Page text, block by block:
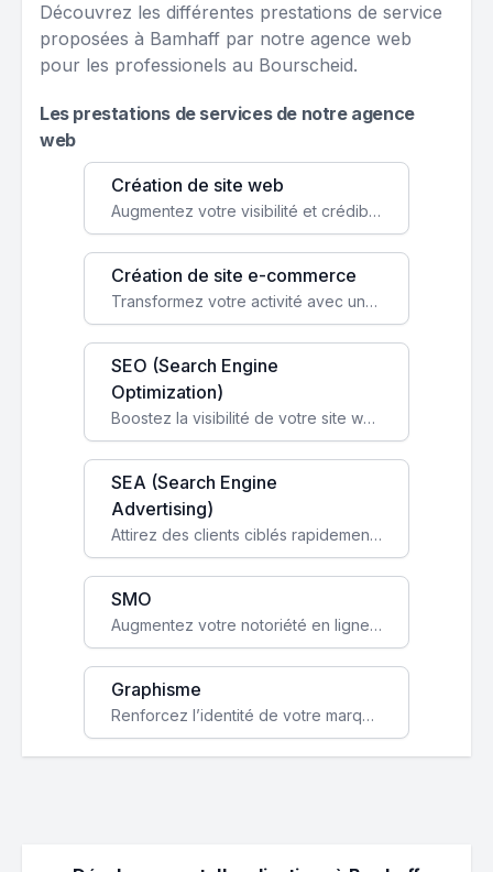
Découvrez les différentes prestations de service
proposées à Bamhaff par notre agence web
pour les professionels au Bourscheid.
Les prestations de services de notre agence
web
Création de site web
Augmentez votre visibilité et crédibilité en ligne avec un site web performant, conçu pour attirer plus de clients.
Création de site e-commerce
Transformez votre activité avec une boutique en ligne, accessible à l'échelle mondiale 24/7.
SEO (Search Engine
Optimization)
Boostez la visibilité de votre site web sur Google et attirez du trafic qualifié grâce à nos stratégies SEO.
SEA (Search Engine
Advertising)
Attirez des clients ciblés rapidement avec des campagnes publicitaires payantes optimisées pour vos objectifs.
SMO
Augmentez votre notoriété en ligne et stimulez la croissance de votre entreprise grâce à une stratégie sociale sur mesure.
Graphisme
Renforcez l’identité de votre marque avec un design unique qui capte l’attention et engage vos clients.